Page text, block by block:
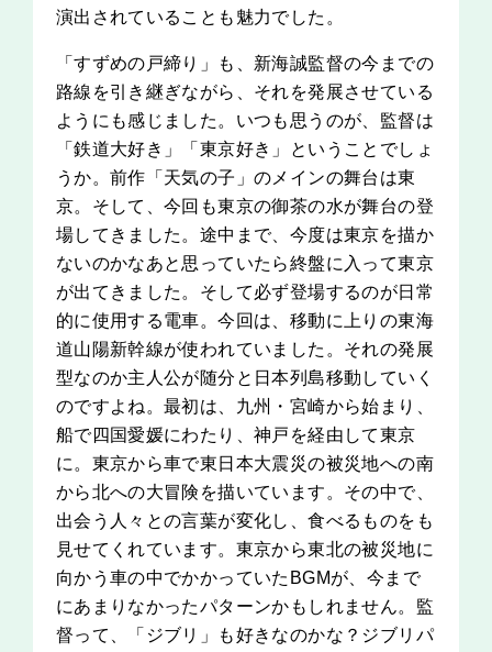
演出されていることも魅力でした。
「すずめの戸締り」も、新海誠監督の今までの
路線を引き継ぎながら、それを発展させている
ようにも感じました。いつも思うのが、監督は
「鉄道大好き」「東京好き」ということでしょ
うか。前作「天気の子」のメインの舞台は東
京。そして、今回も東京の御茶の水が舞台の登
場してきました。途中まで、今度は東京を描か
ないのかなあと思っていたら終盤に入って東京
が出てきました。そして必ず登場するのが日常
的に使用する電車。今回は、移動に上りの東海
道山陽新幹線が使われていました。それの発展
型なのか主人公が随分と日本列島移動していく
のですよね。最初は、九州・宮崎から始まり、
船で四国愛媛にわたり、神戸を経由して東京
に。東京から車で東日本大震災の被災地への南
から北への大冒険を描いています。その中で、
出会う人々との言葉が変化し、食べるものをも
見せてくれています。東京から東北の被災地に
向かう車の中でかかっていたBGMが、今まで
にあまりなかったパターンかもしれません。監
督って、「ジブリ」も好きなのかな？ジブリパ